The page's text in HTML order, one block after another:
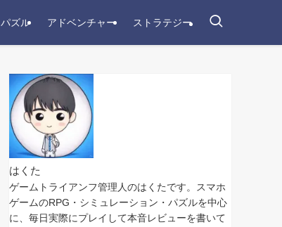
パズル アドベンチャー ストラテジー
はくた
ゲームトライアンフ管理人のはくたです。スマホ
ゲームのRPG・シミュレーション・パズルを中心
に、毎日実際にプレイして本音レビューを書いて